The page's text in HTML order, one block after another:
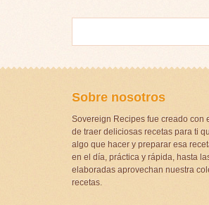
Sobre nosotros
Sovereign Recipes fue creado con
de traer deliciosas recetas para ti
algo que hacer y preparar esa
en el día, práctica y rápida, hasta
elaboradas aprovechan nuestra
recetas.